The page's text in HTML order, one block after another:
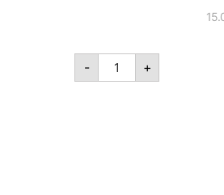
-
ilość
Vaccinium
corymbosum
+